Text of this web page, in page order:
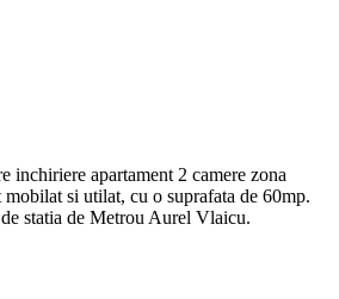
inchiriere apartament 2 camere zona
si utilat, cu o suprafata de 60mp.
statia de Metrou Aurel Vlaicu.